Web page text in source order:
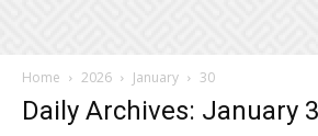
Home 2026 January 30
Daily Archives: January